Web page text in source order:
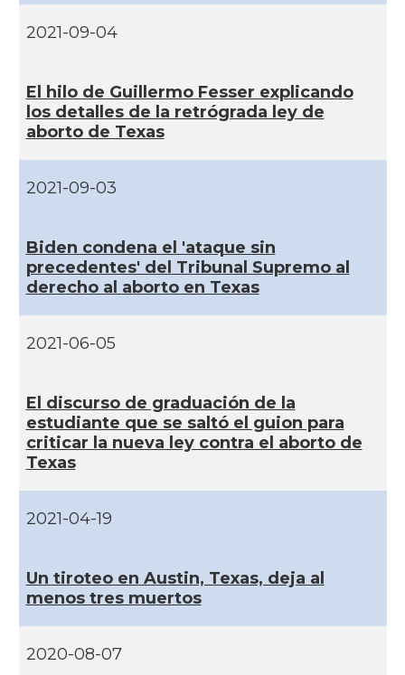
CAMON
CAMON Catalans a SAINT LOUIS
CAMON Catalans a San Antonio - Texas
CAMON
CAMON Catalans a SAN FRANCISCO
CAMON Catalans a Sarasota, Florida, USA
CAMON
CAMON
Catalans a Silicon Valley (San Jose),
California, USA
CAMON
CAMON
CAMON Catalans a UTAH
CAMON Catalans a VIRGINIA
2021-09-04
El hilo de Guillermo Fesser explicando
los detalles de la retrógrada ley de
aborto de Texas
2021-09-03
Biden condena el 'ataque sin
precedentes' del Tribunal Supremo al
derecho al aborto en Texas
2021-06-05
El discurso de graduación de la
estudiante que se saltó el guion para
criticar la nueva ley contra el aborto de
Texas
2021-04-19
Un tiroteo en Austin, Texas, deja al
menos tres muertos
2020-08-07